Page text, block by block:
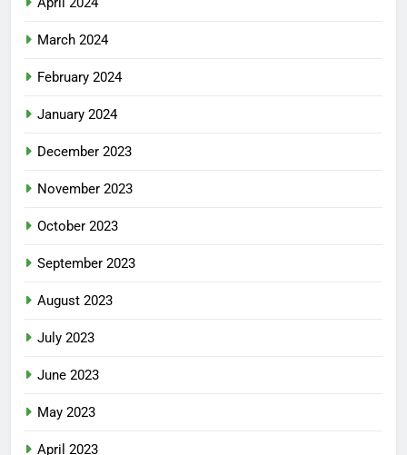
March 2024
February 2024
January 2024
December 2023
November 2023
October 2023
September 2023
August 2023
July 2023
June 2023
May 2023
April 2023